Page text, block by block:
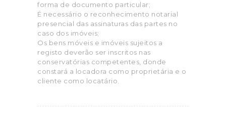
forma de documento particular;
É necessário o reconhecimento notarial
presencial das assinaturas das partes no
caso dos imóveis;
Os bens móveis e imóveis sujeitos a
registo deverão ser inscritos nas
conservatórias competentes, donde
constará a locadora como proprietária e o
cliente como locatário.